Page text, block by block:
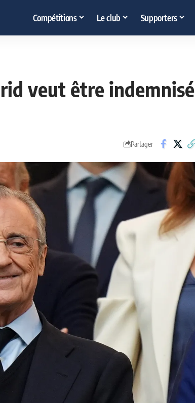
Compétitions Le club Supporters
veut être indemnisé
Partager